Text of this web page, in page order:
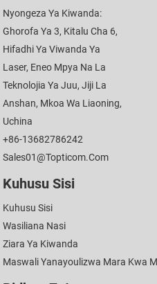
Nyongeza Ya Kiwanda:
Ghorofa Ya 3, Kitalu Cha 6,
Hifadhi Ya Viwanda Ya
Laser, Eneo Mpya Na La
Teknolojia Ya Juu, Jiji La
Anshan, Mkoa Wa Liaoning,
Uchina
+86-13682786242
Sales01@topticom.com
Kuhusu Sisi
Kuhusu Sisi
Wasiliana Nasi
Ziara Ya Kiwanda
Maswali Yanayoulizwa Mara Kwa